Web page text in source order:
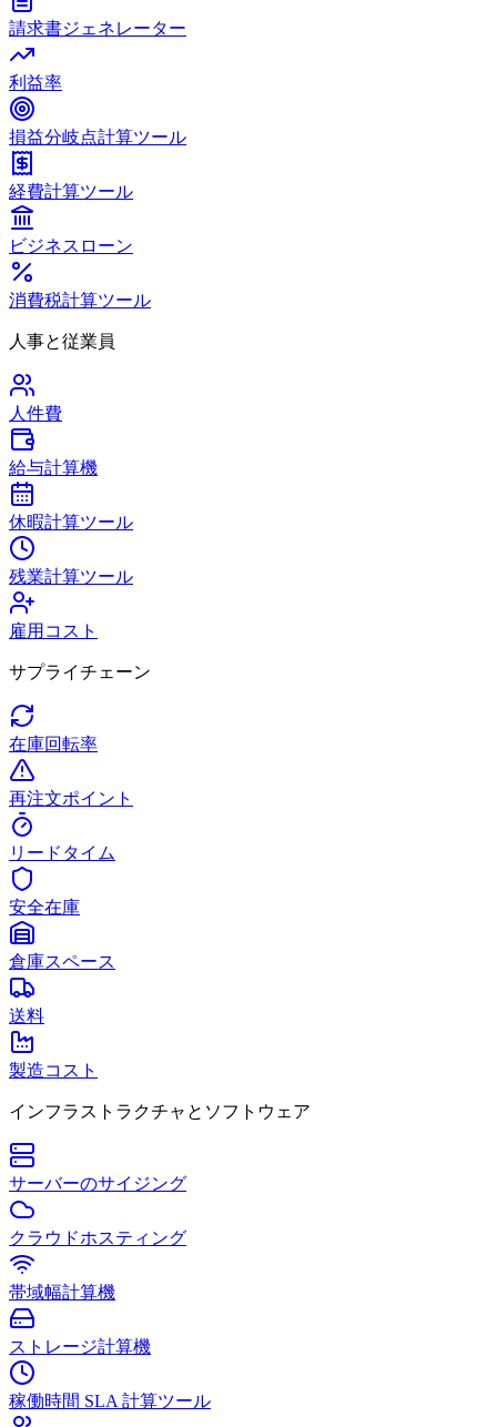
請求書ジェネレーター
利益率
損益分岐点計算ツール
経費計算ツール
ビジネスローン
消費税計算ツール
人事と従業員
人件費
給与計算機
休暇計算ツール
残業計算ツール
雇用コスト
サプライチェーン
在庫回転率
再注文ポイント
リードタイム
安全在庫
倉庫スペース
送料
製造コスト
インフラストラクチャとソフトウェア
サーバーのサイジング
クラウドホスティング
帯域幅計算機
ストレージ計算機
稼働時間 SLA 計算ツール